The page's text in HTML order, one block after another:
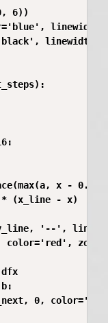
6))
x -
(x_line - x)
'--',
color='red',
0,